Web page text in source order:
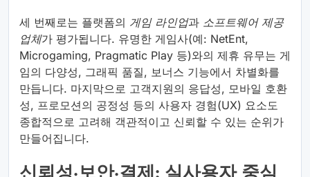
세 번째로는 플랫폼의 게임 라인업과 소프트웨어 제공
업체가 평가됩니다. 유명한 게임사(예: NetEnt,
Microgaming, Pragmatic Play 등)와의 제휴 유무는 게
임의 다양성, 그래픽 품질, 보너스 기능에서 차별화를
만듭니다. 마지막으로 고객지원의 응답성, 모바일 호환
성, 프로모션의 공정성 등의 사용자 경험(UX) 요소도
종합적으로 고려해 객관적이고 신뢰할 수 있는 순위가
만들어집니다.